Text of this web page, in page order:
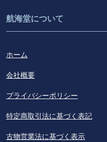
航海堂について
ホーム
会社概要
プライバシーポリシー
特定商取引法に基づく表記
古物営業法に基づく表示